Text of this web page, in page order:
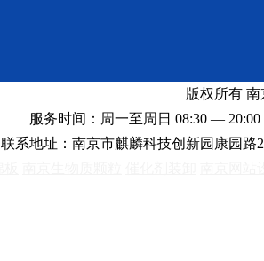
版权所有
服务时间：周一至周日 08:30 —
联系地址：南京市麒麟科技创新园康园